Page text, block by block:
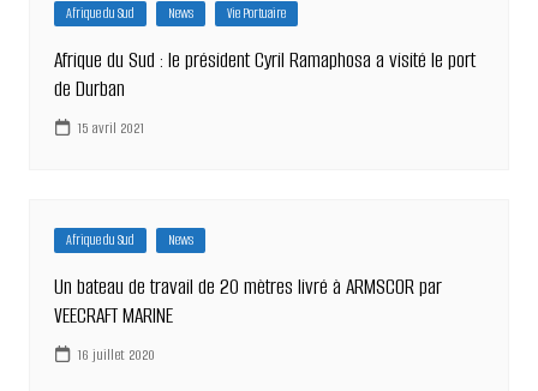
Afrique du Sud News Vie Portuaire
Afrique du Sud : le président Cyril Ramaphosa a visité le port
de Durban
15 avril 2021
Afrique du Sud News
Un bateau de travail de 20 mètres livré à ARMSCOR par
VEECRAFT MARINE
16 juillet 2020